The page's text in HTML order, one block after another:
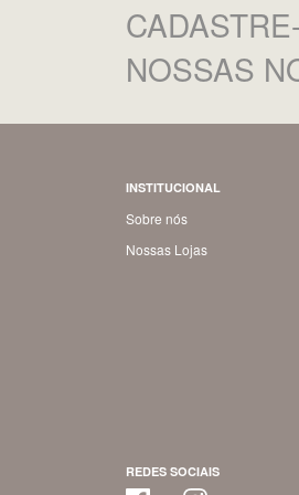
NOSSAS
INSTITUCIONAL
Sobre nós
Nossas Lojas
REDES SOCIAIS